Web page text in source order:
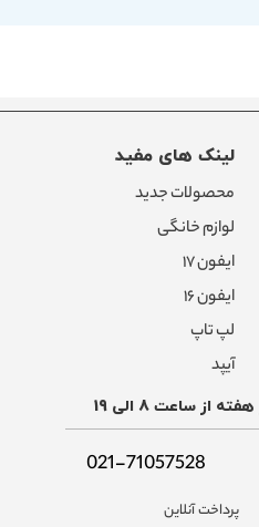
لینک های مفید
محصولات جدید
لوازم خانگی
ایفون ۱۷
ایفون ۱۶
لپ تاپ
آیپد
از ساعت 8 الی 19
021-71057528
پرداخت آنلاین